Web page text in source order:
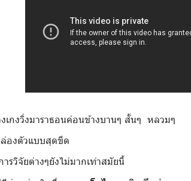
กงวิ่งมาราธอนค่อนข้างบานๆ สั้นๆ หลวมๆ
องตัวแบบสุดขีด
รวิจัยต่างๆยังไม่มากเท่าสมัยนี้